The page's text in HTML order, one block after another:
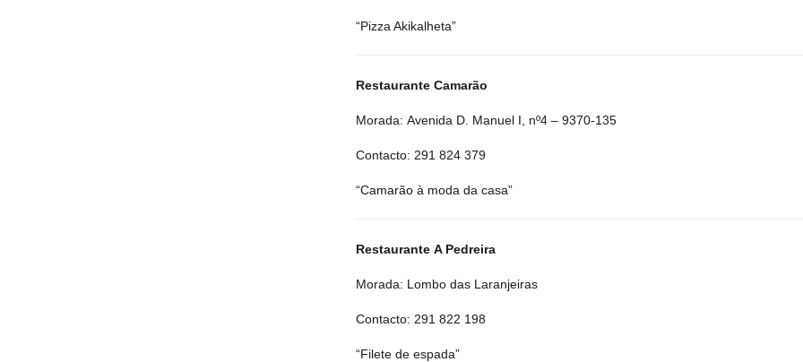
“Pizza Akikalheta”
Restaurante Camarão
Morada: Avenida D. Manuel I, nº4 – 9370-135
Contacto: 291 824 379
“Camarão à moda da casa”
Restaurante A Pedreira
Morada: Lombo das Laranjeiras
Contacto: 291 822 198
“Filete de espada”